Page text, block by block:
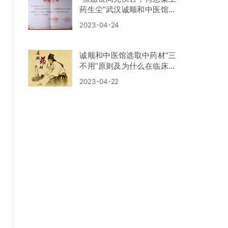
药生尘”武汉诚顺和中医馆历
年公益活动掠影
2023-04-24
诚顺和中医馆选取中药材“三
不用”原则及为什么在临床诊
疗上坚持选用道地药材？
2023-04-22